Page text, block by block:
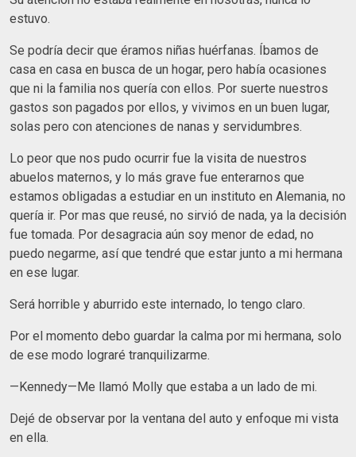
estuvo.
Se podría decir que éramos niñas huérfanas. Íbamos de
casa en casa en busca de un hogar, pero había ocasiones
que ni la familia nos quería con ellos. Por suerte nuestros
gastos son pagados por ellos, y vivimos en un buen lugar,
solas pero con atenciones de nanas y servidumbres.
Lo peor que nos pudo ocurrir fue la visita de nuestros
abuelos maternos, y lo más grave fue enterarnos que
estamos obligadas a estudiar en un instituto en Alemania, no
quería ir. Por mas que reusé, no sirvió de nada, ya la decisión
fue tomada. Por desagracia aún soy menor de edad, no
puedo negarme, así que tendré que estar junto a mi hermana
en ese lugar.
Será horrible y aburrido este internado, lo tengo claro.
Por el momento debo guardar la calma por mi hermana, solo
de ese modo lograré tranquilizarme.
—Kennedy—Me llamó Molly que estaba a un lado de mi.
Dejé de observar por la ventana del auto y enfoque mi vista
en ella.